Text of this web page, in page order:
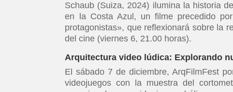
Schaub (Suiza, 2024) ilumina la historia
en la Costa Azul, un filme precedido
protagonistas», que reflexionará sobre la
del cine (viernes 6, 21.00 horas).
Arquitectura video lúdica: Explorando
El sábado 7 de diciembre, ArqFilmFest
videojuegos con la muestra del